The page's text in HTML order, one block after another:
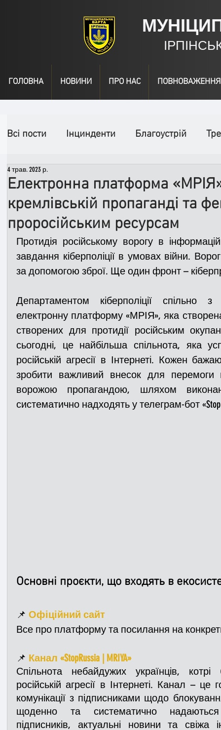
ГОЛОВНА НОВИНИ ПРО НАС ПОВНОВАЖЕННЯ
Всі пости Інцинденти Благоустрій
День народження
Надзвичайні заходи
Медицина Новини ДТП
Війна Розмінування Добровільна
Курс спротиву Цивільний захист
Громадське формування
Електронна платформа
кремлівській пропаганді та
проросійським ресурсам
4 трав. 2023 р.
Протидія російському ворогу в
завдання кіберполіції в умовах війни.
за допомогою зброї. Ще один фронт –
Департаментом кіберполіції спільно
електронну платформу «МРІЯ», яка
створених для протидії російським
сьогодні, це найбільша спільнота, яка
російській агресії в Інтернеті. Кожен
зробити важливий внесок для перемоги
ворожою пропагандою, шляхом
систематично надходять у телеграм-бот
Основні проєкти, що входять в
📌 Офіційний сайт
Все про платформу та посилання на
📌 Канал «StopRussia | MRIYA»
Спільнота небайдужих українців,
російській агресії в Інтернеті. Канал – це
комунікації з підписниками щодо
щоденно та систематично
підписників, актуальні новини та свіжа